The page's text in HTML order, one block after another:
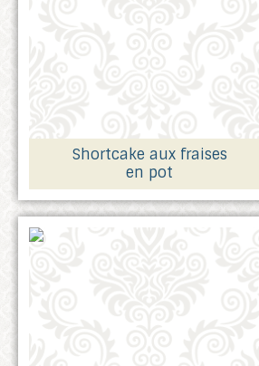
Shortcake aux fraises
en pot